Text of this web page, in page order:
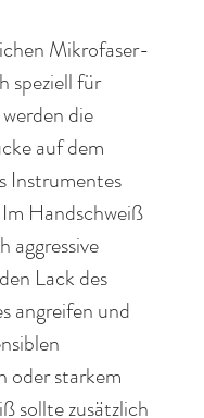
Mikrofaser-
speziellfür
die
auf dem
Instrumentes
Handschweiß
aggressive
Lack des
angreifen und
oder starkem
sollte zusätzlich